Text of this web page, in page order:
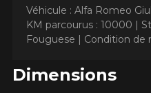
Véhicule : Alfa Romeo
KM parcourus : 10000 |
Fouguese | Condition de
Dimensions
AJOUTER UN AVIS